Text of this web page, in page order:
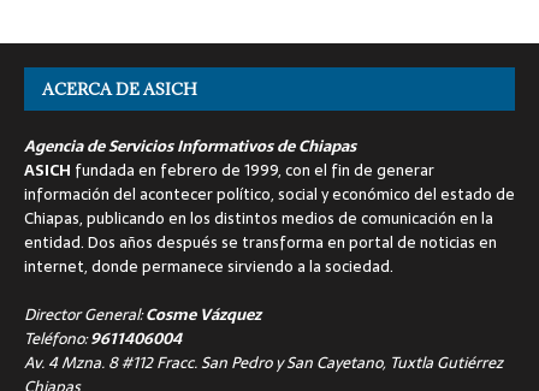
ACERCA DE ASICH
Agencia de Servicios Informativos de Chiapas
ASICH fundada en febrero de 1999, con el fin de generar
información del acontecer político, social y económico del estado de
Chiapas, publicando en los distintos medios de comunicación en la
entidad. Dos años después se transforma en portal de noticias en
internet, donde permanece sirviendo a la sociedad.
Director General:Cosme Vázquez
Teléfono:9611406004
Av. 4 Mzna. 8 #112 Fracc. San Pedro y San Cayetano, Tuxtla Gutiérrez